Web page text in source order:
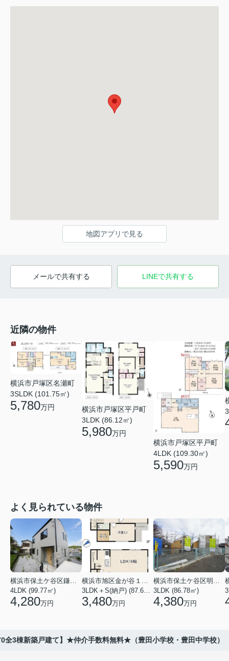
地図アプリで見る
メールで共有する LINEで共有する
近隣の物件
横浜市戸塚区名瀬町
3SLDK (101.75㎡)
5,780万円
横浜市戸塚区平戸町
3LDK (86.12㎡)
5,980万円
横浜市戸塚区平戸町
4LDK (109.30㎡)
5,590万円
よく見られている物件
4LDK (99.77㎡)
4,280万円 3,480万円
3LDK (86.78㎡)
4,380万円
全3棟新築戸建て】★仲介手数料無料★（豊田小学校・豊田中学校）